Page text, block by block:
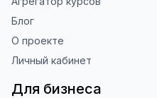
Блог
О проекте
Личный кабинет
Для бизнеса